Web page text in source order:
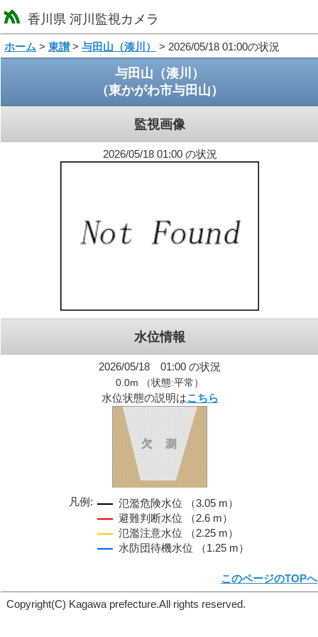
香川県 河川監視カメラ
ホーム > 東讃> 与田山（湊川） > 2026/05/18 01:00の状況
与田山（湊川）
（東かがわ市与田山）
監視画像
2026/05/18 01:00 の状況
水位情報
2026/05/18 01:00 の状況
0.0m （状態:平常）
水位状態の説明はこちら
凡例:
氾濫危険水位 （3.05 m）
避難判断水位 （2.6 m）
氾濫注意水位 （2.25 m）
水防団待機水位 （1.25 m）
このページのTOPへ
Copyright(C) Kagawa prefecture.All rights reserved.
loading